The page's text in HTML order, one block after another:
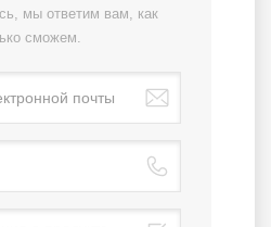
мы ответим вам, как
сможем.